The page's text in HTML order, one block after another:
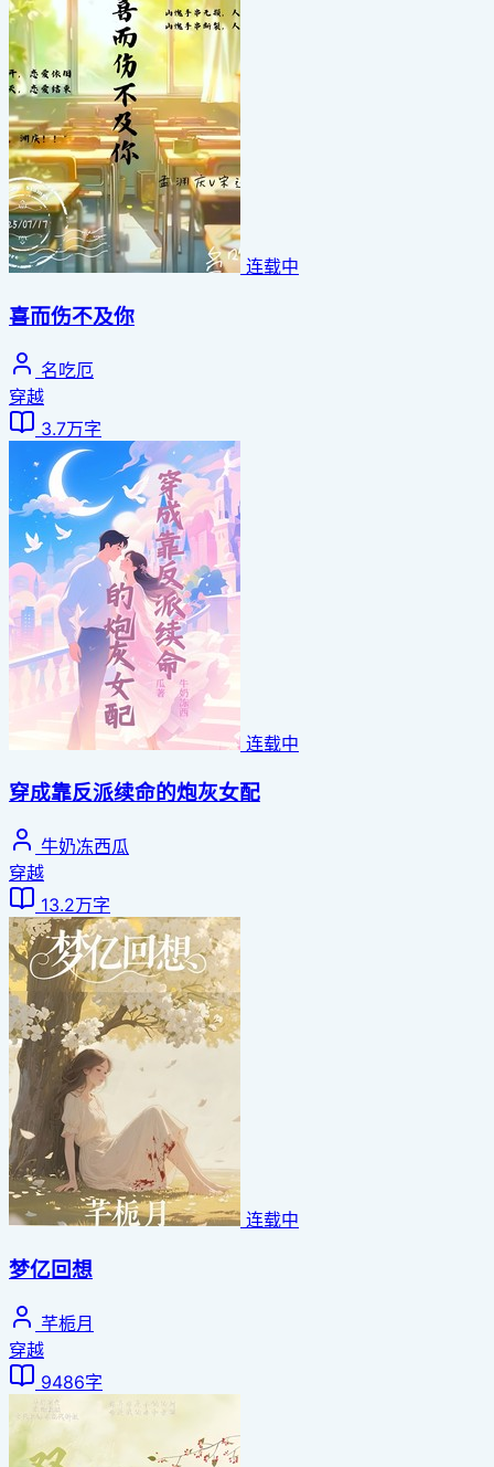
连载中
喜而伤不及你
名吃厄
穿越
3.7万字
连载中
穿成靠反派续命的炮灰女配
牛奶冻西瓜
穿越
13.2万字
连载中
梦亿回想
芊栀月
穿越
9486字